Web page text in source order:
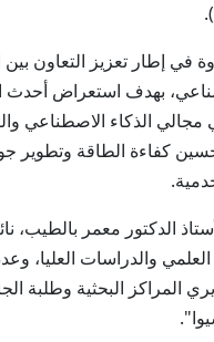
في إطار تعزيز التعاون
بهدف استعراض أحدث
الذكاء الاصطناعي
كفاءة الطاقة وتطوير
الدكتور معمر بالطيب،
والدراسات العليا،
المراكز البحثية وطلبة